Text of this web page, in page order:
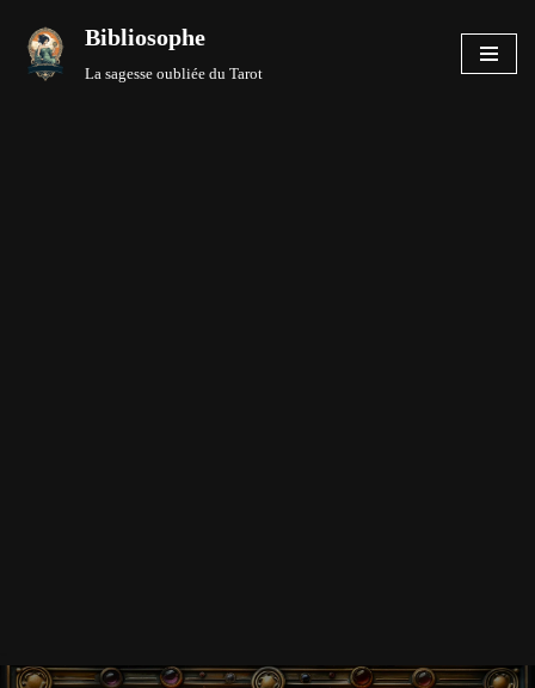
Aller
Bibliosophe
La sagesse oubliée du Tarot